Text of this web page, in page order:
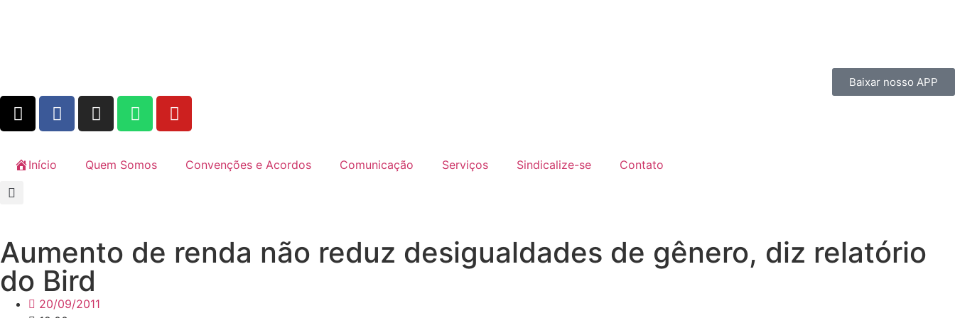
Baixar nosso APP
Início Quem Somos Convenções e Acordos Comunicação Serviços Sindicalize-se Contato
Aumento de renda não reduz desigualdades de gênero, diz relatório
do Bird
20/09/2011